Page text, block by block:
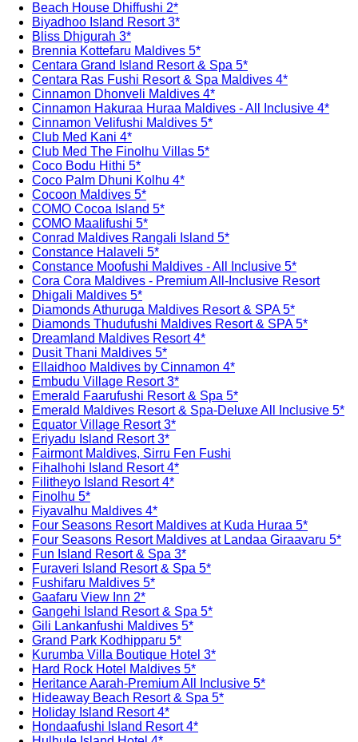
Beach House Dhiffushi 2*
Biyadhoo Island Resort 3*
Bliss Dhigurah 3*
Brennia Kottefaru Maldives 5*
Centara Grand Island Resort & Spa 5*
Centara Ras Fushi Resort & Spa Maldives 4*
Cinnamon Dhonveli Maldives 4*
Cinnamon Hakuraa Huraa Maldives - All Inclusive 4*
Cinnamon Velifushi Maldives 5*
Club Med Kani 4*
Club Med The Finolhu Villas 5*
Coco Bodu Hithi 5*
Coco Palm Dhuni Kolhu 4*
Cocoon Maldives 5*
COMO Cocoa Island 5*
COMO Maalifushi 5*
Conrad Maldives Rangali Island 5*
Constance Halaveli 5*
Constance Moofushi Maldives - All Inclusive 5*
Cora Cora Maldives - Premium All-Inclusive Resort
Dhigali Maldives 5*
Diamonds Athuruga Maldives Resort & SPA 5*
Diamonds Thudufushi Maldives Resort & SPA 5*
Dreamland Maldives Resort 4*
Dusit Thani Maldives 5*
Ellaidhoo Maldives by Cinnamon 4*
Embudu Village Resort 3*
Emerald Faarufushi Resort & Spa 5*
Emerald Maldives Resort & Spa-Deluxe All Inclusive 5*
Equator Village Resort 3*
Eriyadu Island Resort 3*
Fairmont Maldives, Sirru Fen Fushi
Fihalhohi Island Resort 4*
Filitheyo Island Resort 4*
Finolhu 5*
Fiyavalhu Maldives 4*
Four Seasons Resort Maldives at Kuda Huraa 5*
Four Seasons Resort Maldives at Landaa Giraavaru 5*
Fun Island Resort & Spa 3*
Furaveri Island Resort & Spa 5*
Fushifaru Maldives 5*
Gaafaru View Inn 2*
Gangehi Island Resort & Spa 5*
Gili Lankanfushi Maldives 5*
Grand Park Kodhipparu 5*
Kurumba Villa Boutique Hotel 3*
Hard Rock Hotel Maldives 5*
Heritance Aarah-Premium All Inclusive 5*
Hideaway Beach Resort & Spa 5*
Holiday Island Resort 4*
Hondaafushi Island Resort 4*